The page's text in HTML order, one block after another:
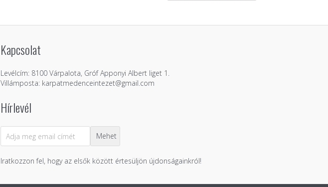
Kapcsolat
Levélcím: 8100 Várpalota, Gróf Apponyi Albert liget 1.
Villámposta: karpatmedenceintezet@gmail.com
Hírlevél
Iratkozzon fel, hogy az elsők között értesüljön újdonságainkról!